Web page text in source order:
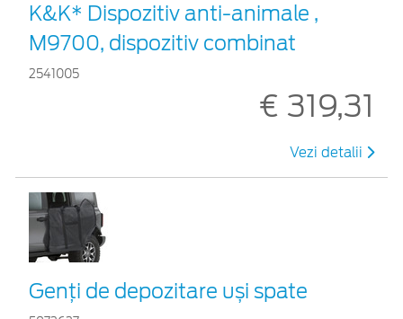
K&K* Dispozitiv anti-animale ,
M9700, dispozitiv combinat
2541005
€ 319,31
Vezi detalii
Genți de depozitare uși spate